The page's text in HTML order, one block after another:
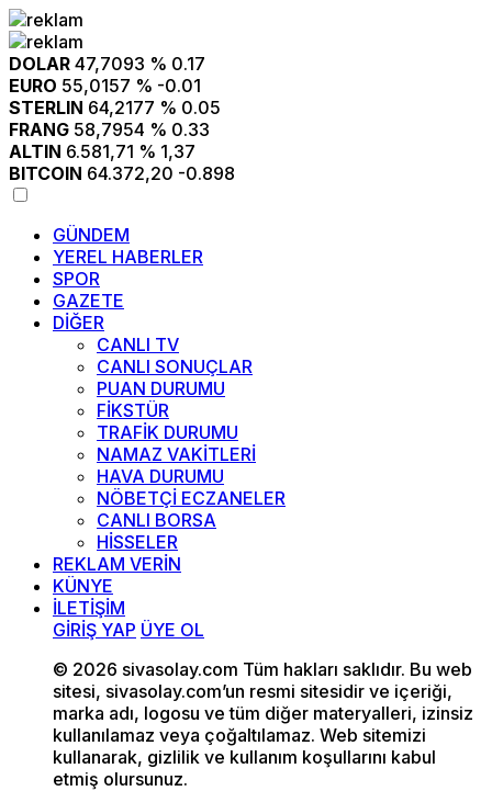
DOLAR 47,7093 % 0.17
EURO 55,0157 % -0.01
STERLIN 64,2177 % 0.05
FRANG 58,7954 % 0.33
ALTIN 6.581,71 % 1,37
BITCOIN 64.372,20 -0.898
GÜNDEM
YEREL HABERLER
SPOR
GAZETE
DİĞER
CANLI TV
CANLI SONUÇLAR
PUAN DURUMU
FİKSTÜR
TRAFİK DURUMU
NAMAZ VAKİTLERİ
HAVA DURUMU
NÖBETÇİ ECZANELER
CANLI BORSA
HİSSELER
REKLAM VERİN
KÜNYE
İLETİŞİM
GİRİŞ YAP ÜYE OL
© 2026 sivasolay.com Tüm hakları saklıdır. Bu web
sitesi, sivasolay.com’un resmi sitesidir ve içeriği,
marka adı, logosu ve tüm diğer materyalleri, izinsiz
kullanılamaz veya çoğaltılamaz. Web sitemizi
kullanarak, gizlilik ve kullanım koşullarını kabul
etmiş olursunuz.